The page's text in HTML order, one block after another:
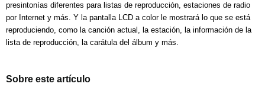
presintonías diferentes para listas de reproducción, estaciones de radio
por Internet y más. Y la pantalla LCD a color le mostrará lo que se está
reproduciendo, como la canción actual, la estación, la información de la
lista de reproducción, la carátula del álbum y más.
Sobre este artículo